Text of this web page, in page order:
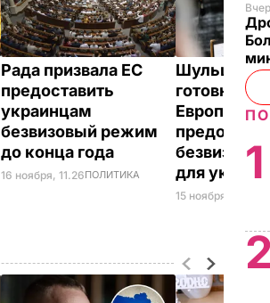
Рада призвала ЕС
предоставить
украинцам
безвизовый режим
до конца года
16 ноября, 11.26ПОЛИТИКА
Шульц
готовности
для
15 ноября, 20.19
1
2